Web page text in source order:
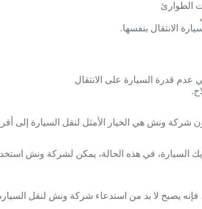
الطوارئ
الانتقال بنفسها.
قدرة السيارة على الانتقال
شركة ونش هي الخيار الأمثل لنقل السيارة إلى
السيارة، في هذه الحالة، يمكن لشركة ونش
يصبح لا بد من استدعاء شركة ونش لنقل